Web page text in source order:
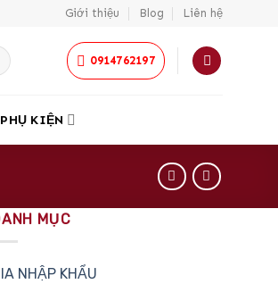
Giới thiệu Blog Liên hệ
0914762197
PHỤ KIỆN
MỤC
NHẬP KHẨU